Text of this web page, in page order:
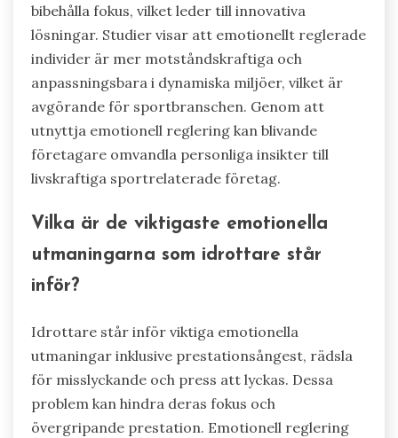
bibehålla fokus, vilket leder till innovativa
lösningar. Studier visar att emotionellt reglerade
individer är mer motståndskraftiga och
anpassningsbara i dynamiska miljöer, vilket är
avgörande för sportbranschen. Genom att
utnyttja emotionell reglering kan blivande
företagare omvandla personliga insikter till
livskraftiga sportrelaterade företag.
Vilka är de viktigaste emotionella
utmaningarna som idrottare står
inför?
Idrottare står inför viktiga emotionella
utmaningar inklusive prestationsångest, rädsla
för misslyckande och press att lyckas. Dessa
problem kan hindra deras fokus och
övergripande prestation. Emotionell reglering